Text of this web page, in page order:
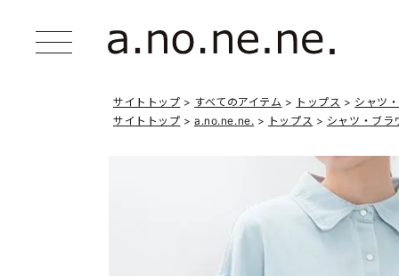
サイトトップ すべてのアイテム トップス
シャツ
サイトトップ
a.no.ne.ne. トップス シャツ・ブラ